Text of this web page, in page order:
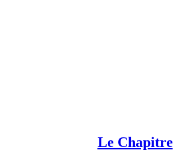
Le Chapitre